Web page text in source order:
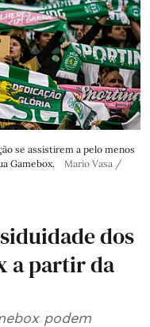
se assistirem a pelo menos
Gamebox.
Mario Vasa /
dos
a partir da
podem